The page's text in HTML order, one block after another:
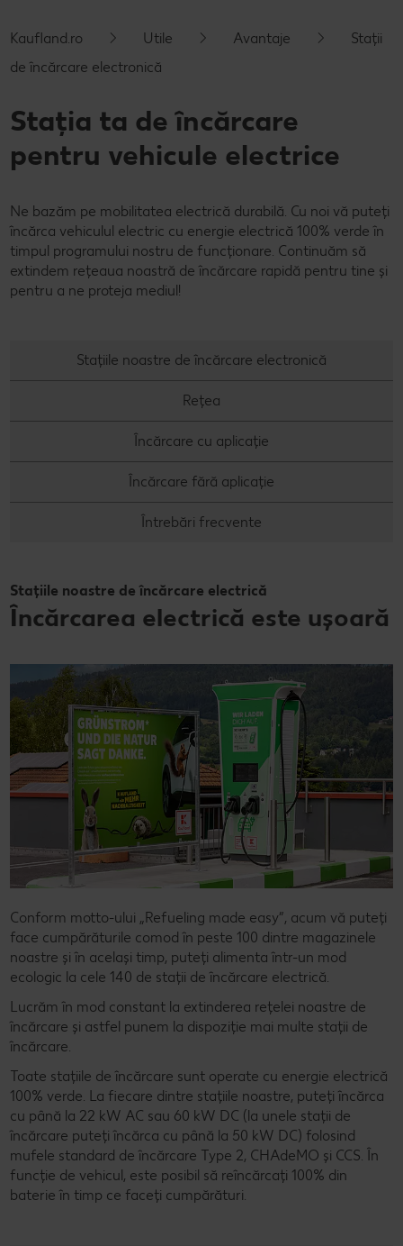
Vreau din România
Ce gătim azi?
Rețete rapide
Rețete de prăjituri
Rețete de post
Raw vegan
Codul Grataragiului NOU
Ești producător local? Te strigă Kaufland!
Ieftin și bun
Marcă proprie Kaufland - și calitate și preț mic
RE:FRESH
Kaufland Livrează
Revista Kaufland - Acum și pe WhatsApp!
Timp liber
Kaufland.ro Utile Avantaje
Stații
de încărcare electronică
Stația ta de încărcare
pentru vehicule electrice
Ne bazăm pe mobilitatea electrică durabilă. Cu noi vă puteți
încărca vehiculul electric cu energie electrică 100% verde în
timpul programului nostru de funcționare. Continuăm să
extindem rețeaua noastră de încărcare rapidă pentru tine și
pentru a ne proteja mediul!
Stațiile noastre de încărcare electronică
Rețea
Încărcare cu aplicație
Încărcare fără aplicație
Întrebări frecvente
Stațiile noastre de încărcare electrică
Încărcarea electrică este ușoară
Conform motto-ului „Refueling made easy”, acum vă puteți
face cumpărăturile comod în peste 100 dintre magazinele
noastre și în același timp, puteți alimenta într-un mod
ecologic la cele 140 de stații de încărcare electrică.
Lucrăm în mod constant la extinderea rețelei noastre de
încărcare și astfel punem la dispoziție mai multe stații de
încărcare.
Toate stațiile de încărcare sunt operate cu energie electrică
100% verde. La fiecare dintre stațiile noastre, puteți încărca
cu până la 22 kW AC sau 60 kW DC (la unele stații de
încărcare puteți încărca cu până la 50 kW DC) folosind
mufele standard de încărcare Type 2, CHAdeMO și CCS. În
funcție de vehicul, este posibil să reîncărcați 100% din
baterie în timp ce faceți cumpărături.